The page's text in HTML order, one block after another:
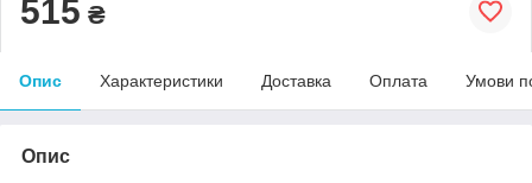
515 ₴
Опис Характеристики Доставка Оплата Умови
Опис